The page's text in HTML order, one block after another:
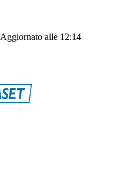
Aggiornato alle 12:14